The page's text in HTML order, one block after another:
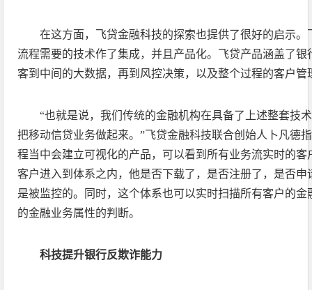
在这方面，飞贷金融科技的探索也提供了很好的启示
流程需要的技术作了集成，并且产品化。飞贷产品涵盖了
客到中间的大数据，再到风控决策，以及整个过程的客户
“也就是说，我们传统的金融机构在具备了上述整套技
把移动信贷业务做起来。”飞贷金融科技联合创始人卜凡德
程当中会建立可视化的产品，可以看到所有业务流实时的
客户进入到体系之内，他是否下载了，是否注册了，是否
是被监控的。同时，这个体系也可以实时扫描所有客户的
的金融业务属性的判断。
科技提升银行反欺诈能力